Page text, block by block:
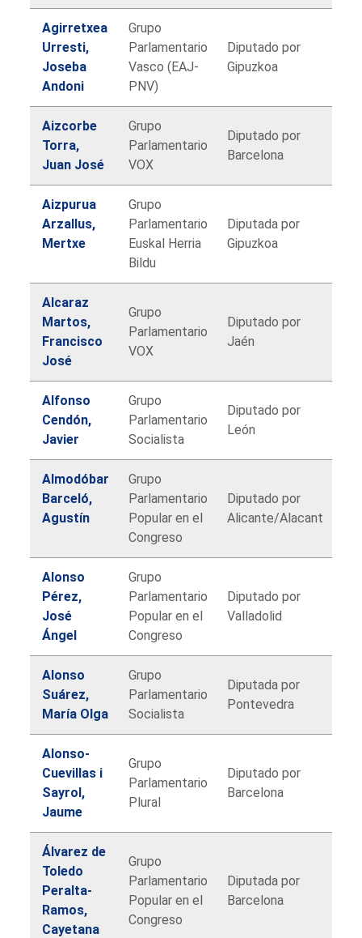
Agirretxea
Urresti,
Joseba
Andoni
Grupo
Parlamentario
Vasco (EAJ-
PNV)
Diputado por
Gipuzkoa
Aizcorbe
Torra,
Juan José
Grupo
Parlamentario
VOX
Diputado por
Barcelona
Aizpurua
Arzallus,
Mertxe
Grupo
Parlamentario
Euskal Herria
Bildu
Diputada por
Gipuzkoa
Alcaraz
Martos,
Francisco
José
Grupo
Parlamentario
VOX
Diputado por
Jaén
Alfonso
Cendón,
Javier
Grupo
Parlamentario
Socialista
Diputado por
León
Almodóbar
Barceló,
Agustín
Grupo
Parlamentario
Popular en el
Congreso
Diputado por
Alicante/Alacant
Alonso
Pérez,
José
Ángel
Grupo
Parlamentario
Popular en el
Congreso
Diputado por
Valladolid
Alonso
Suárez,
María Olga
Grupo
Parlamentario
Socialista
Diputada por
Pontevedra
Alonso-
Cuevillas i
Sayrol,
Jaume
Grupo
Parlamentario
Plural
Diputado por
Barcelona
Álvarez de
Toledo
Peralta-
Ramos,
Cayetana
Grupo
Parlamentario
Popular en el
Congreso
Diputada por
Barcelona